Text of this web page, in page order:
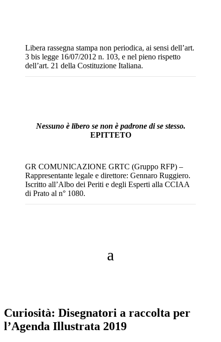
Libera rassegna stampa non periodica, ai sensi dell’art.
3 bis legge 16/07/2012 n. 103, e nel pieno rispetto
dell’art. 21 della Costituzione Italiana.
Nessuno è libero se non è padrone di se stesso.
EPITTETO
GR COMUNICAZIONE GRTC (Gruppo RFP) –
Rappresentante legale e direttore: Gennaro Ruggiero.
Iscritto all’Albo dei Periti e degli Esperti alla CCIAA
di Prato al n° 1080.
Curiosità: Disegnatori a raccolta per
l’Agenda Illustrata 2019